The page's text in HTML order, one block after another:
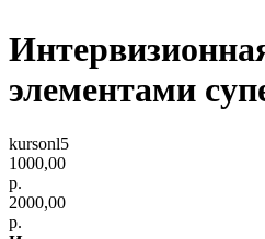
элементами
kursonl5
1000,00
р.
2000,00
р.